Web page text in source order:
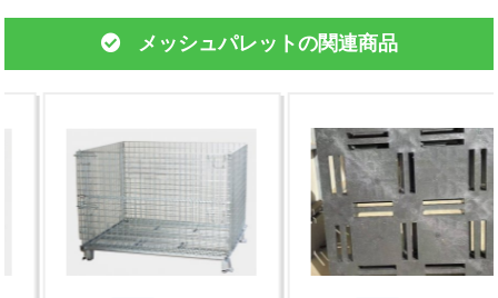
メッシュパレットの関連商品